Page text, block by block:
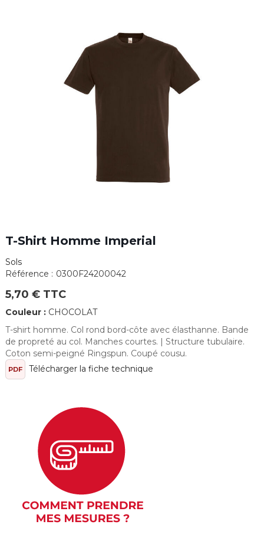
T-Shirt Homme Imperial
Sols
Référence : 0300F24200042
5,70 € TTC
Couleur : CHOCOLAT
T-shirt homme. Col rond bord-côte avec élasthanne. Bande
de propreté au col. Manches courtes. | Structure tubulaire.
Coton semi-peigné Ringspun. Coupé cousu.
PDF Télécharger la fiche technique